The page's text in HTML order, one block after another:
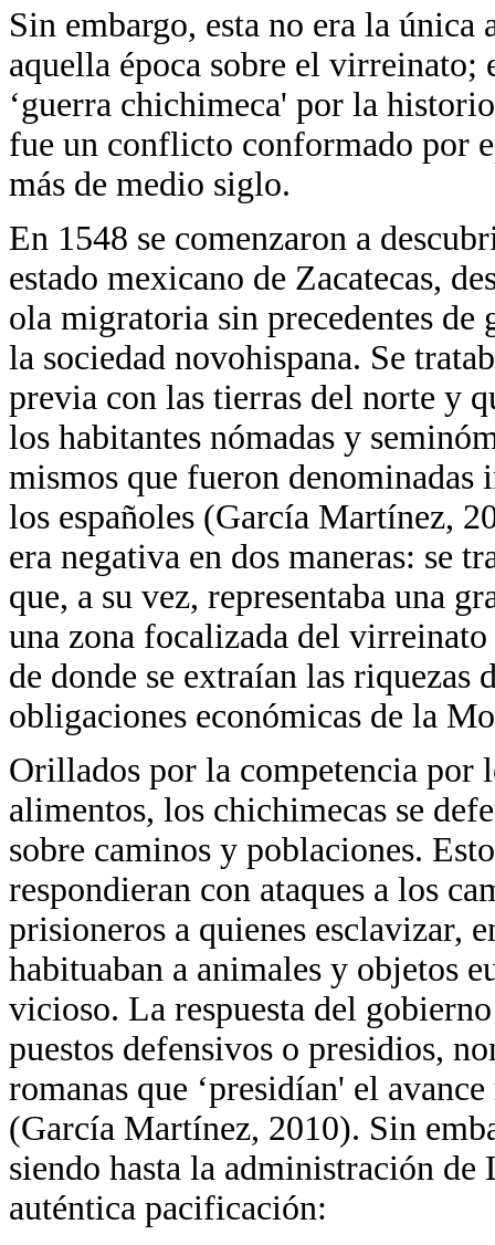
Sin embargo, esta no era la única
aquella época sobre el virreinato;
‘guerra chichimeca' por la
fue un conflicto conformado por
más de medio siglo.
En 1548 se comenzaron a
estado mexicano de Zacatecas,
ola migratoria sin precedentes de
la sociedad novohispana. Se
previa con las tierras del norte y
los habitantes nómadas y
mismos que fueron denominadas
los españoles (García Martínez,
era negativa en dos maneras: se
que, a su vez, representaba una
una zona focalizada del
de donde se extraían las riquezas
obligaciones económicas de la
Orillados por la competencia por
alimentos, los chichimecas se
sobre caminos y poblaciones.
respondieran con ataques a los
prisioneros a quienes esclavizar,
habituaban a animales y objetos
vicioso. La respuesta del
puestos defensivos o presidios,
romanas que ‘presidían' el
(García Martínez, 2010). Sin
siendo hasta la administración de
auténtica pacificación: